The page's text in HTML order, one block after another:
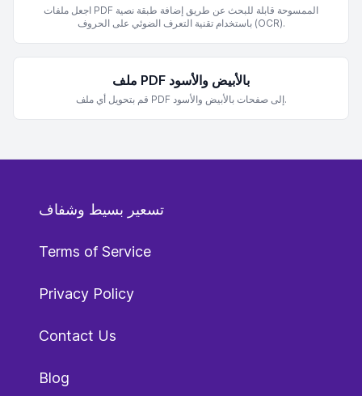
اجعل ملفات PDF الممسوحة قابلة للبحث عن طريق إضافة طبقة نصية
باستخدام تقنية التعرف الضوئي على الحروف (OCR).
ملف PDF بالأبيض والأسود
قم بتحويل أي ملف PDF إلى صفحات بالأبيض والأسود.
تسعير بسيط وشفاف
Terms of Service
Privacy Policy
Contact Us
Blog